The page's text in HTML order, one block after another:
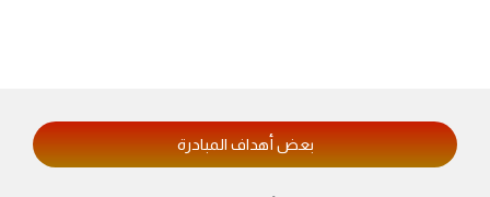
بعض أهداف المبادرة